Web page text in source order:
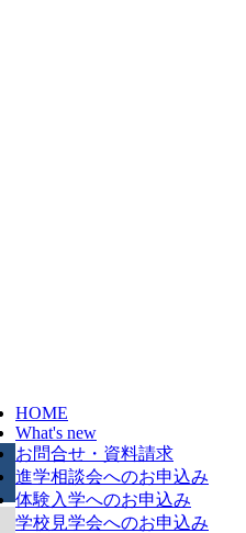
HOME
What's new
お問合せ・資料請求
進学相談会へのお申込み
体験入学へのお申込み
学校見学会へのお申込み